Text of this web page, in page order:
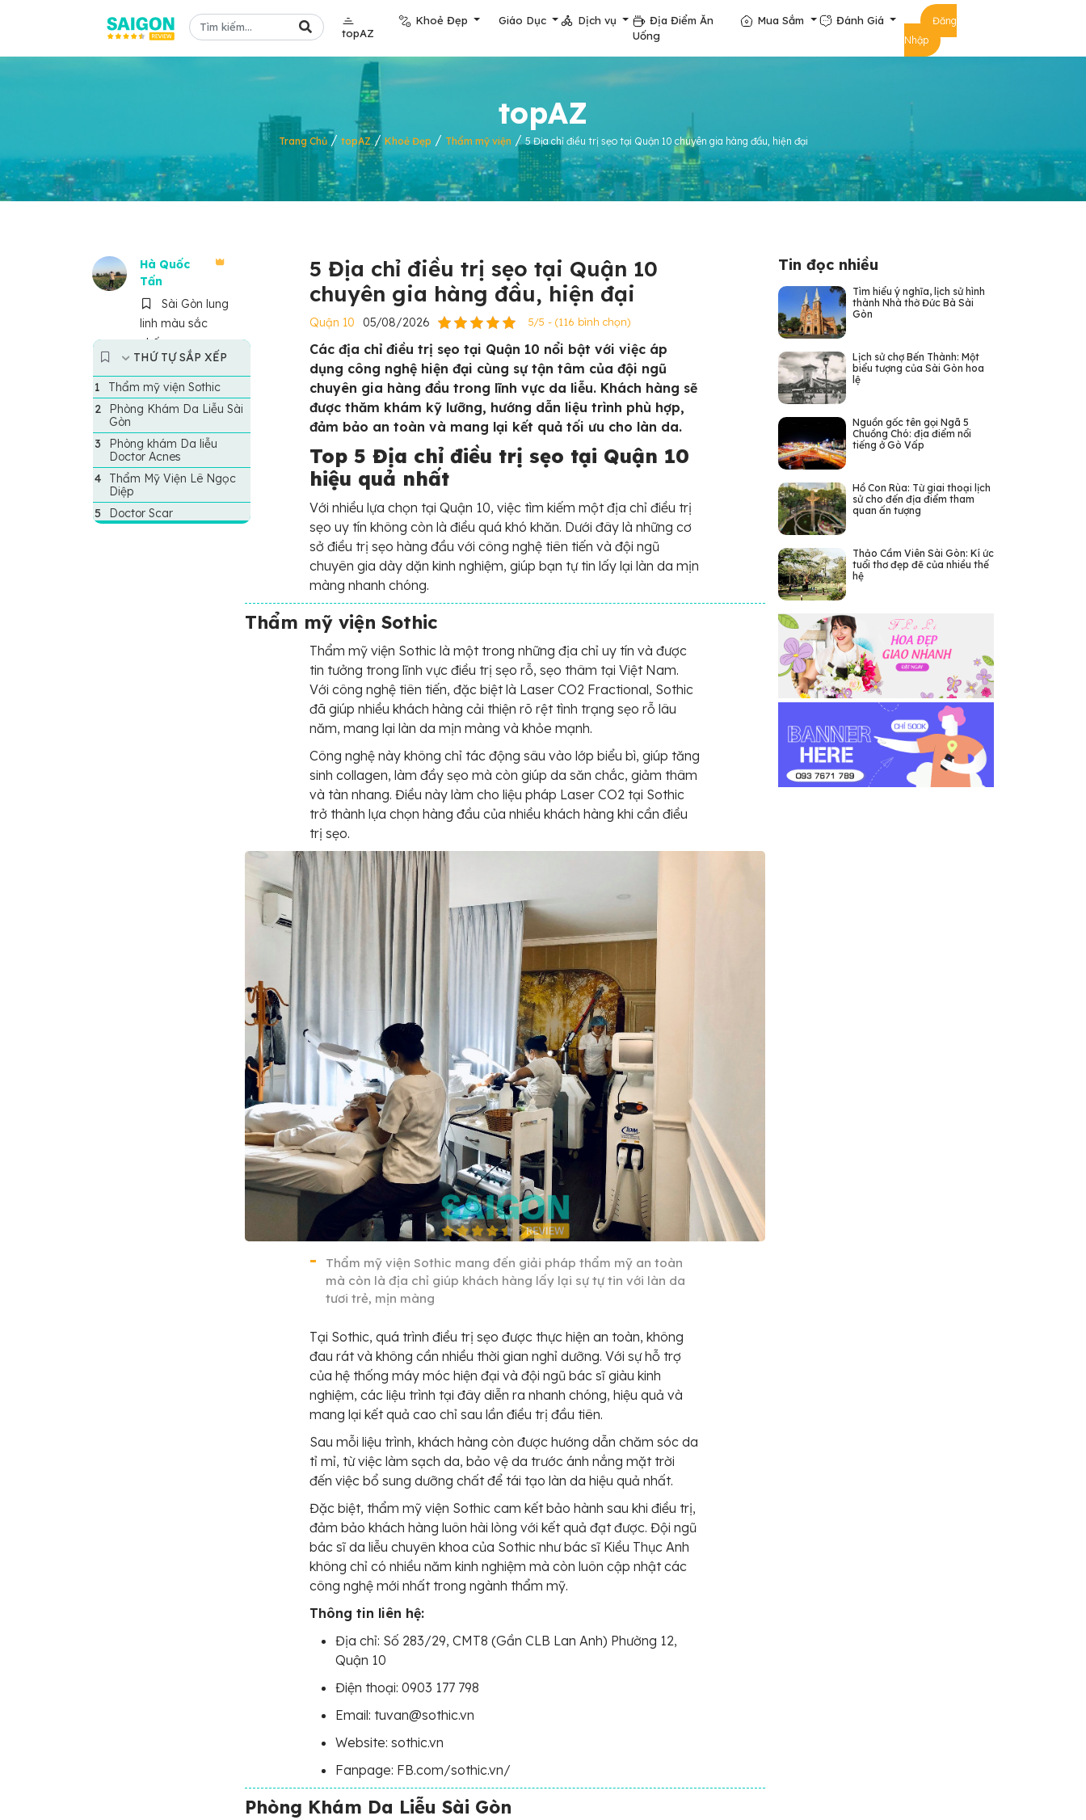
topAZ
Khoẻ Đẹp Giáo Dục Dịch vụ
Địa Điểm Ăn
Uống
Mua Sắm Đánh Giá
Đăng
Nhập
topAZ
Trang Chủ/ topAZ/ Khoẻ Đẹp / Thẩm mỹ viện /5 Địa chỉ điều trị sẹo tại Quận 10 chuyên gia hàng đầu, hiện đại
Hà Quốc
Tấn
Sài Gòn lung
linh màu sắc
phố
5 Địa chỉ điều trị sẹo tại Quận 10
chuyên gia hàng đầu, hiện đại
Quận 10 05/08/2026 5/5 - (116 bình chọn)
THỨ TỰ SẮP XẾP
Thẩm mỹ viện Sothic
Phòng Khám Da Liễu Sài
Gòn
Phòng khám Da liễu
Doctor Acnes
Thẩm Mỹ Viện Lê Ngọc
Diệp
Doctor Scar
Các địa chỉ điều trị sẹo tại Quận 10 nổi bật với việc áp
dụng công nghệ hiện đại cùng sự tận tâm của đội ngũ
chuyên gia hàng đầu trong lĩnh vực da liễu. Khách hàng sẽ
được thăm khám kỹ lưỡng, hướng dẫn liệu trình phù hợp,
đảm bảo an toàn và mang lại kết quả tối ưu cho làn da.
Top 5 Địa chỉ điều trị sẹo tại Quận 10
hiệu quả nhất
Với nhiều lựa chọn tại Quận 10, việc tìm kiếm một địa chỉ điều trị
sẹo uy tín không còn là điều quá khó khăn. Dưới đây là những cơ
sở điều trị sẹo hàng đầu với công nghệ tiên tiến và đội ngũ
chuyên gia dày dặn kinh nghiệm, giúp bạn tự tin lấy lại làn da mịn
màng nhanh chóng.
Thẩm mỹ viện Sothic
Thẩm mỹ viện Sothic là một trong những địa chỉ uy tín và được
tin tưởng trong lĩnh vực điều trị sẹo rỗ, sẹo thâm tại Việt Nam.
Với công nghệ tiên tiến, đặc biệt là Laser CO2 Fractional, Sothic
đã giúp nhiều khách hàng cải thiện rõ rệt tình trạng sẹo rỗ lâu
năm, mang lại làn da mịn màng và khỏe mạnh.
Công nghệ này không chỉ tác động sâu vào lớp biểu bì, giúp tăng
sinh collagen, làm đầy sẹo mà còn giúp da săn chắc, giảm thâm
và tàn nhang. Điều này làm cho liệu pháp Laser CO2 tại Sothic
trở thành lựa chọn hàng đầu của nhiều khách hàng khi cần điều
trị sẹo.
Thẩm mỹ viện Sothic mang đến giải pháp thẩm mỹ an toàn
mà còn là địa chỉ giúp khách hàng lấy lại sự tự tin với làn da
tươi trẻ, mịn màng
Tại Sothic, quá trình điều trị sẹo được thực hiện an toàn, không
đau rát và không cần nhiều thời gian nghỉ dưỡng. Với sự hỗ trợ
của hệ thống máy móc hiện đại và đội ngũ bác sĩ giàu kinh
nghiệm, các liệu trình tại đây diễn ra nhanh chóng, hiệu quả và
mang lại kết quả cao chỉ sau lần điều trị đầu tiên.
Sau mỗi liệu trình, khách hàng còn được hướng dẫn chăm sóc da
tỉ mỉ, từ việc làm sạch da, bảo vệ da trước ánh nắng mặt trời
đến việc bổ sung dưỡng chất để tái tạo làn da hiệu quả nhất.
Đặc biệt, thẩm mỹ viện Sothic cam kết bảo hành sau khi điều trị,
đảm bảo khách hàng luôn hài lòng với kết quả đạt được. Đội ngũ
bác sĩ da liễu chuyên khoa của Sothic như bác sĩ Kiều Thục Anh
không chỉ có nhiều năm kinh nghiệm mà còn luôn cập nhật các
công nghệ mới nhất trong ngành thẩm mỹ.
Thông tin liên hệ:
Địa chỉ: Số 283/29, CMT8 (Gần CLB Lan Anh) Phường 12,
Quận 10
Điện thoại: 0903 177 798
Email: tuvan@sothic.vn
Website: sothic.vn
Fanpage: FB.com/sothic.vn/
Phòng Khám Da Liễu Sài Gòn
Tin đọc nhiều
Tìm hiểu ý nghĩa, lịch sử hình
thành Nhà thờ Đức Bà Sài
Gòn
Lịch sử chợ Bến Thành: Một
biểu tượng của Sài Gòn hoa
lệ
Nguồn gốc tên gọi Ngã 5
Chuồng Chó: địa điểm nổi
tiếng ở Gò Vấp
Hồ Con Rùa: Từ giai thoại lịch
sử cho đến địa điểm tham
quan ấn tượng
Thảo Cầm Viên Sài Gòn: Kí ức
tuổi thơ đẹp đẽ của nhiều thế
hệ